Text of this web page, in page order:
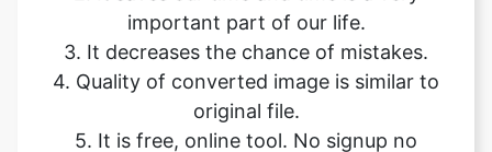
original file.
5. It is free, online tool. No signup no
installation needed.
6. Safe and secure tool.
7. It takes no time to give desired result.